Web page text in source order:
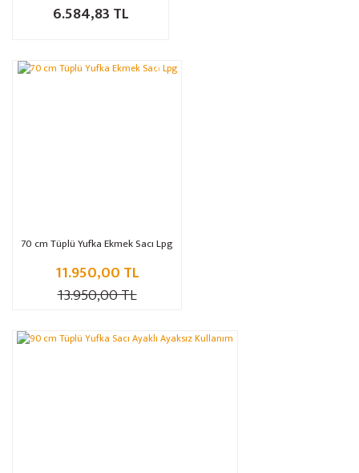
6.584,83 TL
%14
70 cm Tüplü Yufka Ekmek Sacı Lpg
11.950,00 TL
13.950,00 TL